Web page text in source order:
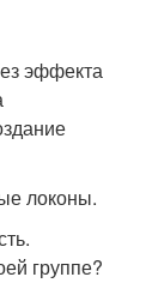
эффекта
локоны.
группе?